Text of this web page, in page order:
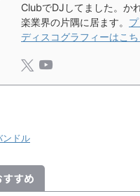
ClubでDJしてました。か
楽業界の片隅に居ます。
ディスコグラフィーはこち
ンドル
すめ